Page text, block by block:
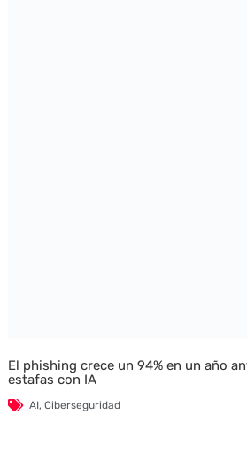
El phishing crece un 94% en un año
estafas con IA
AI, Ciberseguridad